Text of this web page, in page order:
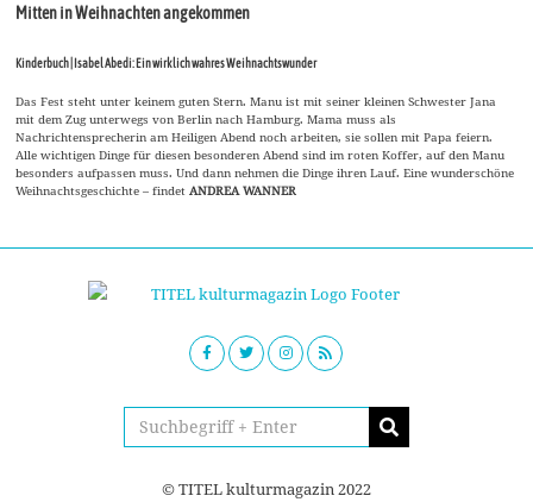
Mitten in Weihnachten angekommen
Kinderbuch | Isabel Abedi: Ein wirklich wahres Weihnachtswunder
Das Fest steht unter keinem guten Stern. Manu ist mit seiner kleinen Schwester Jana
mit dem Zug unterwegs von Berlin nach Hamburg. Mama muss als
Nachrichtensprecherin am Heiligen Abend noch arbeiten, sie sollen mit Papa feiern.
Alle wichtigen Dinge für diesen besonderen Abend sind im roten Koffer, auf den Manu
besonders aufpassen muss. Und dann nehmen die Dinge ihren Lauf. Eine wunderschöne
Weihnachtsgeschichte – findetANDREA WANNER
© TITEL kulturmagazin 2022